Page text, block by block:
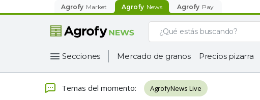
Agrofy Market Agrofy News Agrofy Pay
Secciones Mercado de granos Precios pizarra
Temas del momento: AgrofyNews Live